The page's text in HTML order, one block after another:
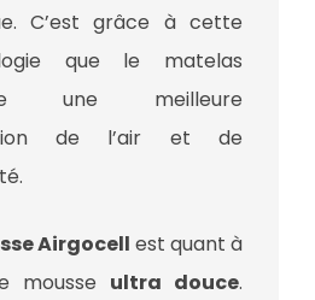
C’est grâce à cette
que le matelas
une meilleure
de l’air et de
Airgocell est quant à
mousse ultra douce.